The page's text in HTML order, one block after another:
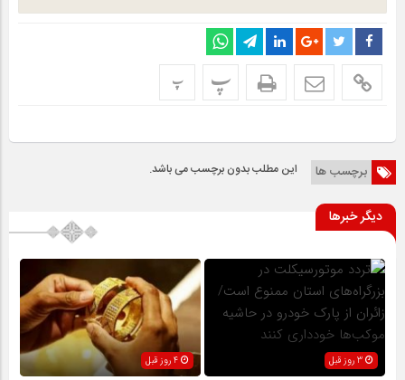
پ پ
برچسب ها این مطلب بدون برچسب می باشد.
دیگر خبرها
3 روز قبل